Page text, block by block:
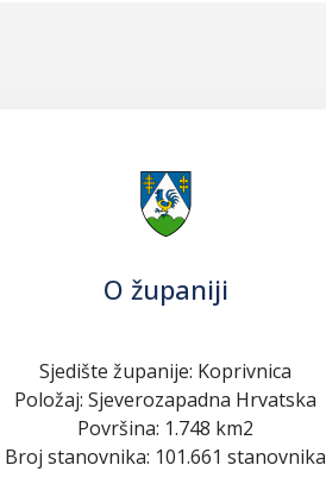
O županiji
Sjedište županije: Koprivnica
Položaj: Sjeverozapadna Hrvatska
Površina: 1.748 km2
Broj stanovnika: 101.661 stanovnika